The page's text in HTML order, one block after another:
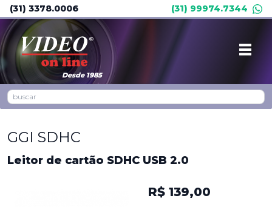
(31) 3378.0006 (31) 99974.7344
Desde 1985
GGI SDHC
Leitor de cartão SDHC USB 2.0
R$ 139,00